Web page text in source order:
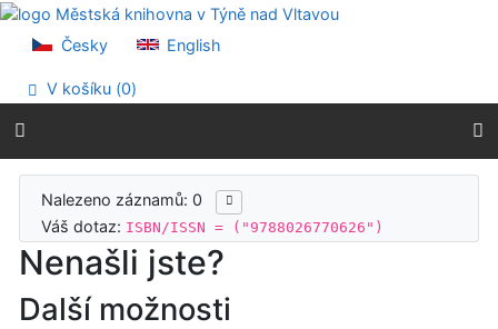
Přejít na obsah
Přejít na menu
Prohlášení o webové přístupnosti
Česky English
V košíku (0)
Výsledky vyhledávání
Nalezeno záznamů: 0
Váš dotaz: ISBN/ISSN = ("9788026770626")
Nenašli jste?
Další možnosti